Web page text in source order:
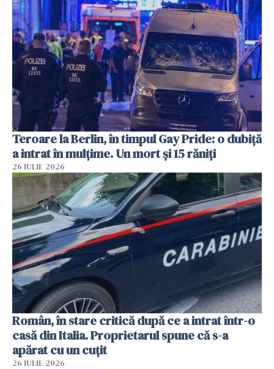
Teroare la Berlin, în timpul Gay Pride: o dubiță
a intrat în mulțime. Un mort și 15 răniți
26 IULIE 2026
Român, în stare critică după ce a intrat într-o
casă din Italia. Proprietarul spune că s-a
apărat cu un cuțit
26 IULIE 2026